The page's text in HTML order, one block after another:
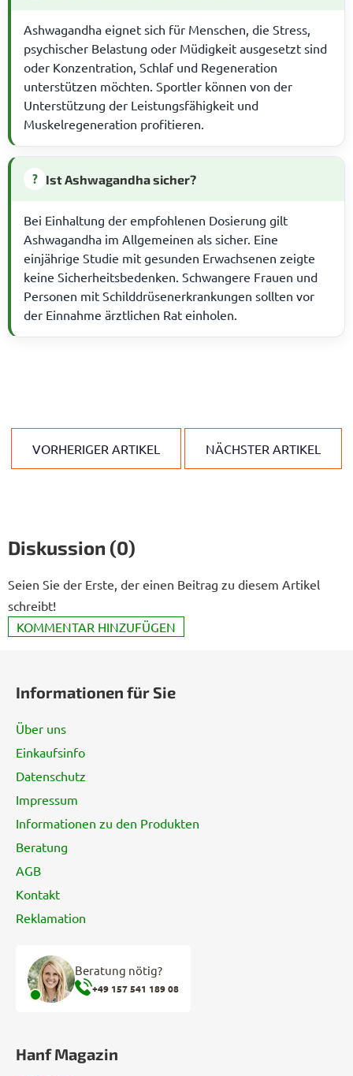
Ashwagandha eignet sich für Menschen, die Stress,
psychischer Belastung oder Müdigkeit ausgesetzt sind
oder Konzentration, Schlaf und Regeneration
unterstützen möchten. Sportler können von der
Unterstützung der Leistungsfähigkeit und
Muskelregeneration profitieren.
? Ist Ashwagandha sicher?
Bei Einhaltung der empfohlenen Dosierung gilt
Ashwagandha im Allgemeinen als sicher. Eine
einjährige Studie mit gesunden Erwachsenen zeigte
keine Sicherheitsbedenken. Schwangere Frauen und
Personen mit Schilddrüsenerkrankungen sollten vor
der Einnahme ärztlichen Rat einholen.
VORHERIGER ARTIKEL NÄCHSTER ARTIKEL
Diskussion (0)
Seien Sie der Erste, der einen Beitrag zu diesem Artikel
schreibt!
KOMMENTAR HINZUFÜGEN
Informationen für Sie
Über uns
Einkaufsinfo
Datenschutz
Impressum
Informationen zu den Produkten
Beratung
AGB
Kontakt
Reklamation
Beratung nötig?
+49 157 541 189 08
Hanf Magazin